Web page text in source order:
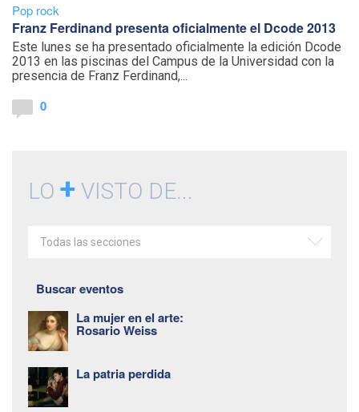
Pop rock
Franz Ferdinand presenta oficialmente el Dcode 2013
Este lunes se ha presentado oficialmente la edición Dcode
2013 en las piscinas del Campus de la Universidad con la
presencia de Franz Ferdinand,...
0
LO + VISTO DE...
Todas las secciones
Buscar eventos
La mujer en el arte:
Rosario Weiss
La patria perdida